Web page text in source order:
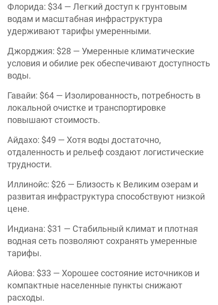
Флорида: $34 — Легкий доступ к грунтовым
водам и масштабная инфраструктура
удерживают тарифы умеренными.
Джорджия: $28 — Умеренные климатические
условия и обилие рек обеспечивают доступность
воды.
Гавайи: $64 — Изолированность, потребность в
локальной очистке и транспортировке
повышают стоимость.
Айдахо: $49 — Хотя воды достаточно,
отдаленность и рельеф создают логистические
трудности.
Иллинойс: $26 — Близость к Великим озерам и
развитая инфраструктура способствуют низкой
цене.
Индиана: $31 — Стабильный климат и плотная
водная сеть позволяют сохранять умеренные
тарифы.
Айова: $33 — Хорошее состояние источников и
компактные населенные пункты снижают
расходы.